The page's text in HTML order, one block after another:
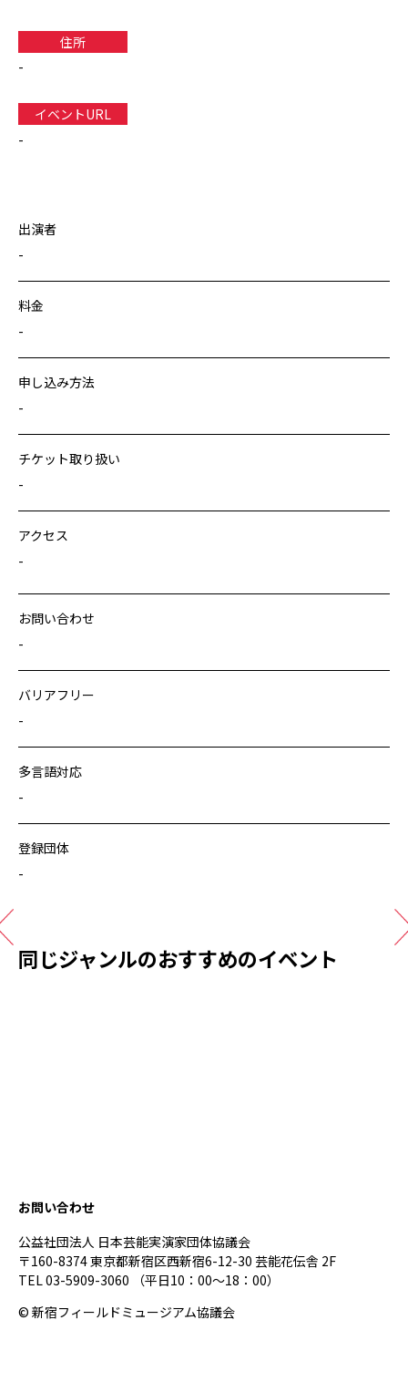
住所
-
イベントURL
-
出演者
-
料金
-
申し込み方法
-
チケット取り扱い
-
アクセス
-
お問い合わせ
-
バリアフリー
-
多言語対応
-
登録団体
-
同じジャンルのおすすめのイベント
お問い合わせ
公益社団法人 日本芸能実演家団体協議会
〒160-8374 東京都新宿区西新宿6-12-30 芸能花伝舎 2F
TEL 03-5909-3060 （平日10：00～18：00）
© 新宿フィールドミュージアム協議会